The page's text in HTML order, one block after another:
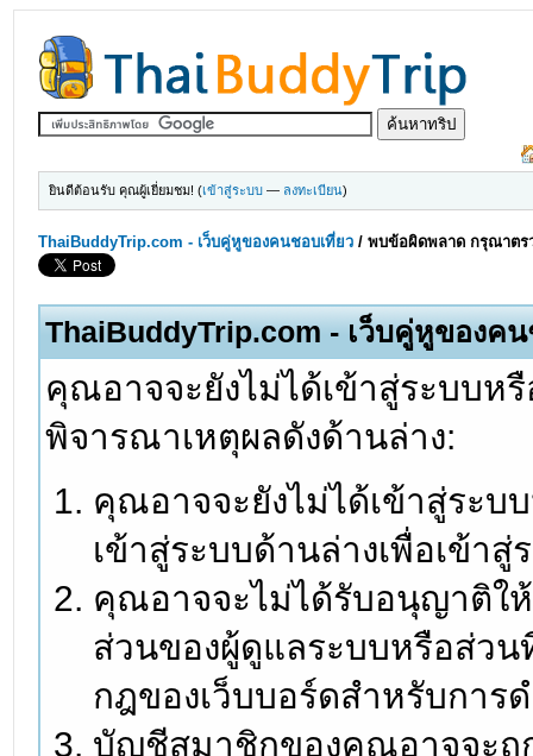
ยินดีต้อนรับ คุณผู้เยี่ยมชม! (เข้าสู่ระบบ — ลงทะเบียน)
ThaiBuddyTrip.com - เว็บคู่หูของคนชอบเที่ยว /พบข้อผิดพลาด กรุณาตร
ThaiBuddyTrip.com - เว็บคู่หูของค
คุณอาจจะยังไม่ได้เข้าสู่ระบบ
พิจารณาเหตุผลดังด้านล่าง:
คุณอาจจะยังไม่ได้เข้าสู่ระบ
เข้าสู่ระบบด้านล่างเพื่อเข้า
คุณอาจจะไม่ได้รับอนุญาติใ
ส่วนของผู้ดูแลระบบหรือส่ว
กฎของเว็บบอร์ดสำหรับการ
บัญชีสมาชิกของคุณอาจจะถู